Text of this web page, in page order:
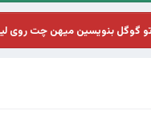
بنویسین میهن چت روی